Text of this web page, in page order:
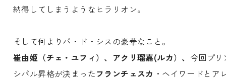
納得してしまうようなヒラリオン。
そして何よりパ・ド・シスの豪華なこと。
崔由姫（チェ・ユフィ）、アクリ瑠嘉(ルカ）、 今回プリ
シパル昇格が決まったフランチェスカ ・ヘイワードとア